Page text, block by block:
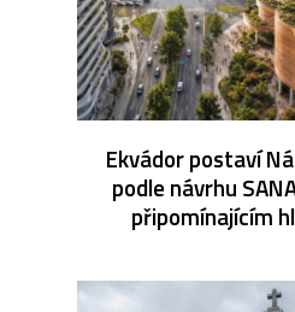
Ekvádor postaví
podle návrhu
připomínajícím